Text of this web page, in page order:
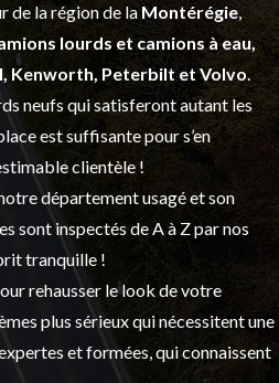
de la région de la Montérégie,
lourds et camions à eau,
Kenworth, Peterbilt et Volvo.
neufsqui satisferont autant les
est suffisante pour s’en
clientèle !
département usagéet son
sont inspectés de A à Z par nos
tranquille !
rehausser le look de votre
plus sérieux qui nécessitent une
et formées, qui connaissent